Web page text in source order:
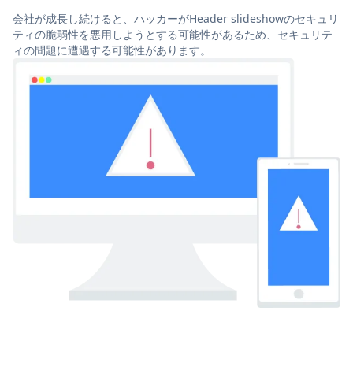
会社が成長し続けると、ハッカーがHeader slideshowのセキュリ
ティの脆弱性を悪用しようとする可能性があるため、セキュリテ
ィの問題に遭遇する可能性があります。